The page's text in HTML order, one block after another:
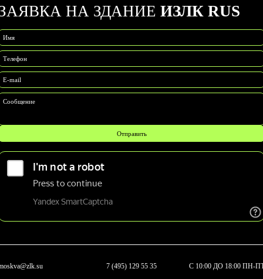
НА ЗДАНИЕ ИЗЛК RUS
Имя
Телефон
E-mail
Сообщение
7 (495) 129 55 35 С 10:00 ДО 18:00 ПН-